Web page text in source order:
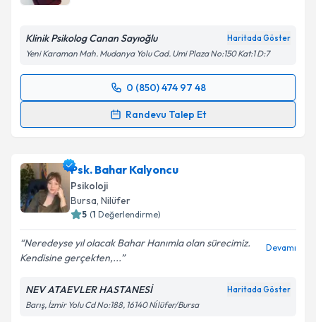
Klinik Psikolog Canan Sayıoğlu Haritada Göster
Yeni Karaman Mah. Mudanya Yolu Cad. Umi Plaza No:150 Kat:1 D:7
0 (850) 474 97 48
Randevu Talep Et
Randevu Takvimi Talebi
için bir takvim hazırlandığında e-posta ile
bilgilendireceğiz.
E-posta Adresiniz
Kişisel verilerimin işlenmesine ilişkin
Metni'ni okudum ve kişisel verilerimin belirtilen
kapsamda işlenmesini kabul ediyorum.
Psk. Bahar Kalyoncu
Psikoloji
Bursa, Nilüfer
5 (1 Değerlendirme)
Neredeyse yıl olacak Bahar Hanımla olan sürecimiz.
Kendisine gerçekten,...
Devamı
NEV ATAEVLER HASTANESİ Haritada Göster
Barış, İzmir Yolu Cd No:188, 16140 Ni̇lüfer/Bursa